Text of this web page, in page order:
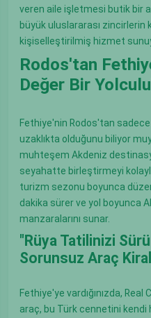
veren aile işletmesi butik bir
büyük uluslararası zincirlerin
kişiselleştirilmiş hizmet
Rodos'tan
Değer Bir
Fethiye'nin Rodos'tan
uzaklıkta olduğunu biliyor
muhteşem Akdeniz
seyahatte birleştirmeyi
turizm sezonu boyunca
dakika sürer ve yol boyunca
manzaralarını sunar.
"Rüya Tatilinizi
Sorunsuz Araç
Fethiye'ye vardığınızda, Real
araç, bu Türk cennetini kendi